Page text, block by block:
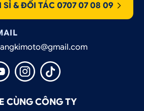
có thể kể đến một số lợi ích chính
SỈ & ĐỐI TÁC 0707 07 08 09
CÙNG CÔNG TY